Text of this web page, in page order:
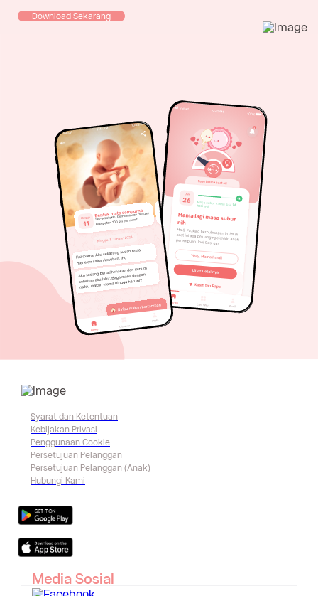
Download Sekarang
Syarat dan Ketentuan
Kebijakan Privasi
Penggunaan Cookie
Persetujuan Pelanggan
Persetujuan Pelanggan (Anak)
Hubungi Kami
Media Sosial